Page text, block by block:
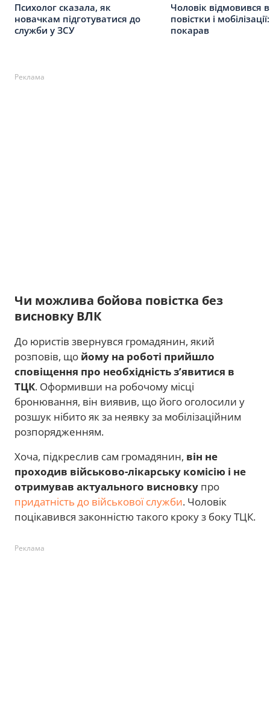
Психолог сказала, як
новачкам підготуватися до
служби у ЗСУ
Чоловік відмовився
повістки і
покарав
Реклама
Чи можлива бойова повістка без
висновку ВЛК
До юристів звернувся громадянин, який
розповів, що йому на роботі прийшло
сповіщення про необхідність з’явитися в
ТЦК. Оформивши на робочому місці
бронювання, він виявив, що його оголосили у
розшук нібито як за неявку за мобілізаційним
розпорядженням.
Хоча, підкреслив сам громадянин, він не
проходив військово-лікарську комісію і не
отримував актуального висновку про
придатність до військової служби. Чоловік
поцікавився законністю такого кроку з боку ТЦК.
Реклама